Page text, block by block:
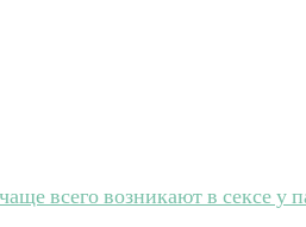
всего возникают в сексе у